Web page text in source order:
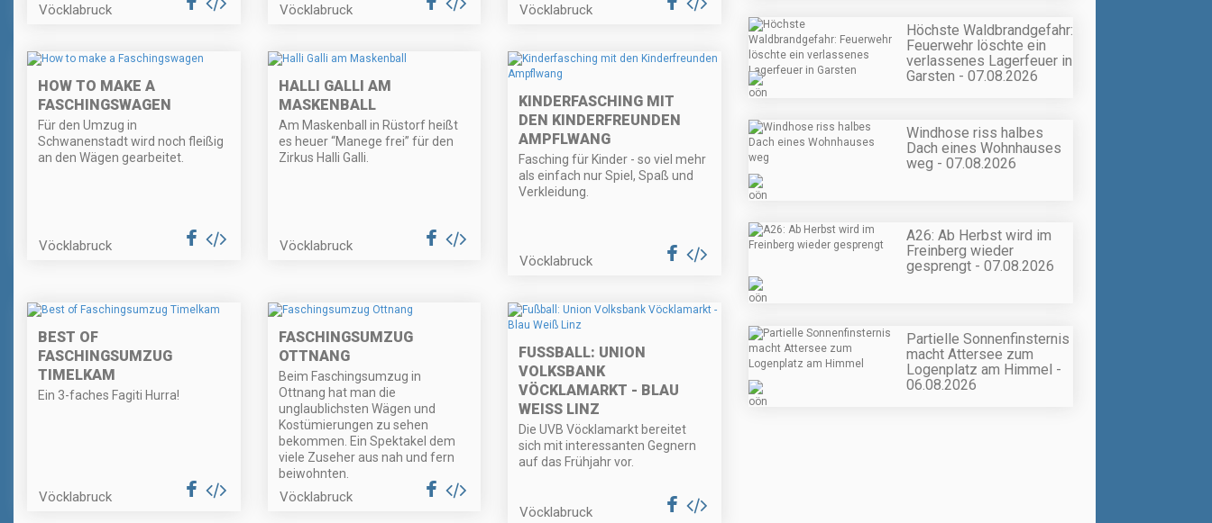
Vöcklabruck Vöcklabruck Vöcklabruck
HOW TO MAKE A
FASCHINGSWAGEN
Für den Umzug in
Schwanenstadt wird noch fleißig
an den Wägen gearbeitet.
Vöcklabruck
HALLI GALLI AM
MASKENBALL
Am Maskenball in Rüstorf heißt
es heuer “Manege frei” für den
Zirkus Halli Galli.
Vöcklabruck
KINDERFASCHING MIT
DEN KINDERFREUNDEN
AMPFLWANG
Fasching für Kinder - so viel mehr
als einfach nur Spiel, Spaß und
Verkleidung.
Vöcklabruck
BEST OF
FASCHINGSUMZUG
TIMELKAM
Ein 3-faches Fagiti Hurra!
Vöcklabruck
FASCHINGSUMZUG
OTTNANG
Beim Faschingsumzug in
Ottnang hat man die
unglaublichsten Wägen und
Kostümierungen zu sehen
bekommen. Ein Spektakel dem
viele Zuseher aus nah und fern
beiwohnten.
Vöcklabruck
FUSSBALL: UNION V
OLKSBANK V
ÖCKLAMARKT - BLAU W
EISS LINZ
Die UVB Vöcklamarkt bereitet
sich mit interessanten Gegnern
auf das Frühjahr vor.
Vöcklabruck
Höchste Waldbrandgefahr:
Feuerwehr löschte ein
verlassenes Lagerfeuer in
Garsten - 07.08.2026
Windhose riss halbes
Dach eines Wohnhauses
weg - 07.08.2026
A26: Ab Herbst wird im
Freinberg wieder
gesprengt - 07.08.2026
Partielle Sonnenfinsternis
macht Attersee zum
Logenplatz am Himmel -
06.08.2026